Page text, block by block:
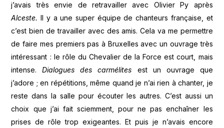
j’avais très envie de retravailler avec Olivier Py après
Alceste.Il y a une super équipe de chanteurs française, et
c’est bien de travailler avec des amis. Cela va me permettre
de faire mes premiers pas à Bruxelles avec un ouvrage très
intéressant : le rôle du Chevalier de la Force est court, mais
intense.Dialogues des carmélites est un ouvrage que
j’adore ; en répétitions, même quand je n’ai rien à chanter, je
reste dans la salle pour écouter les autres. C’est aussi un
choix que j’ai fait sciemment, pour ne pas enchaîner les
prises de rôle trop exigeantes. Et puis je n’avais encore